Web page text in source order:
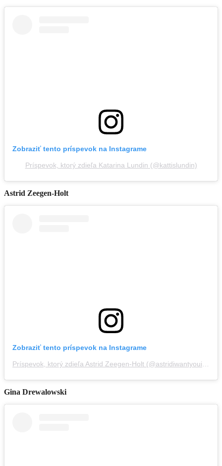
Zobraziť tento príspevok na Instagrame
Príspevok, ktorý zdieľa Katarina Lundin (@kattislundin)
Astrid Zeegen-Holt
Zobraziť tento príspevok na Instagrame
Príspevok, ktorý zdieľa Astrid Zeegen-Holt (@astridiwantyouinmylife)
Gina Drewalowski